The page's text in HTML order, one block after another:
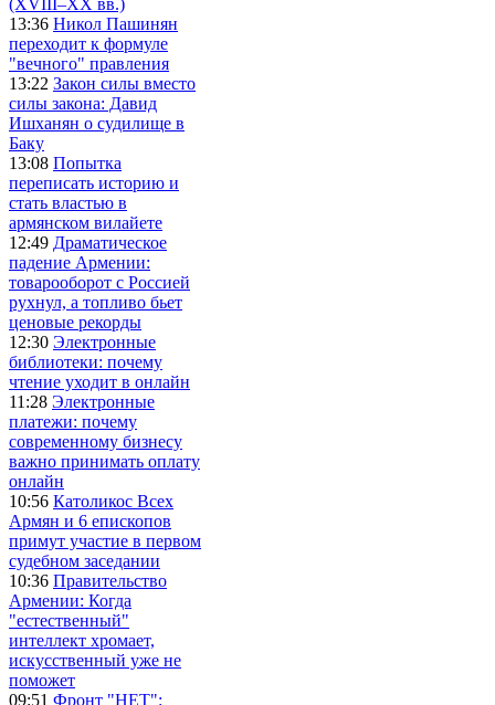
13:36 Никол Пашинян
переходит к формуле
"вечного" правления
13:22 Закон силы вместо
силы закона: Давид
Ишханян о судилище в
Баку
13:08 Попытка
переписать историю и
стать властью в
армянском вилайете
12:49 Драматическое
падение Армении:
товарооборот с Россией
рухнул, а топливо бьет
ценовые рекорды
12:30 Электронные
библиотеки: почему
чтение уходит в онлайн
11:28 Электронные
платежи: почему
современному бизнесу
важно принимать оплату
онлайн
10:56 Католикос Всех
Армян и 6 епископов
примут участие в первом
судебном заседании
10:36 Правительство
Армении: Когда
"естественный"
интеллект хромает,
искусственный уже не
поможет
09:51 Фронт "НЕТ":